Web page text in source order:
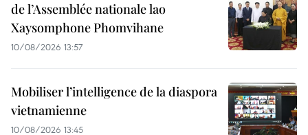
de l’Assemblée nationale lao
Xaysomphone Phomvihane
10/08/2026 13:57
Mobiliser l’intelligence de la diaspora
vietnamienne
10/08/2026 13:45